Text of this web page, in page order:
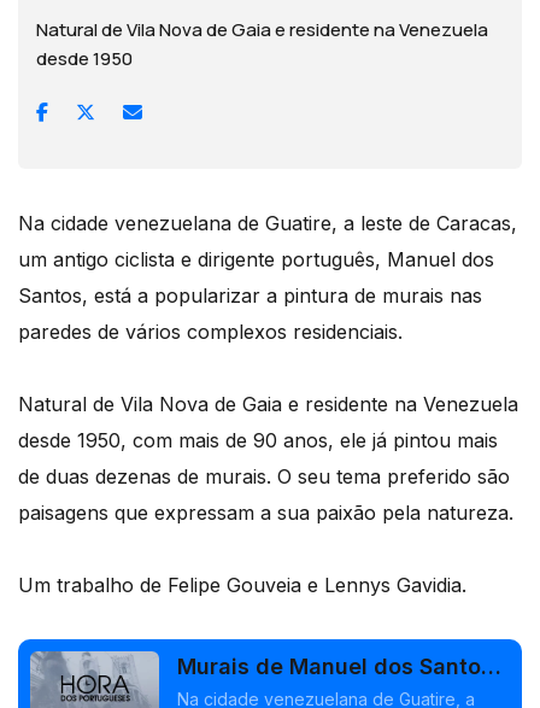
Natural de Vila Nova de Gaia e residente na Venezuela
desde 1950
Na cidade venezuelana de Guatire, a leste de Caracas,
um antigo ciclista e dirigente português, Manuel dos
Santos, está a popularizar a pintura de murais nas
paredes de vários complexos residenciais.
Natural de Vila Nova de Gaia e residente na Venezuela
desde 1950, com mais de 90 anos, ele já pintou mais
de duas dezenas de murais. O seu tema preferido são
paisagens que expressam a sua paixão pela natureza.
Um trabalho de Felipe Gouveia e Lennys Gavidia.
Murais de Manuel dos Santos
em Guatire
Na cidade venezuelana de Guatire, a